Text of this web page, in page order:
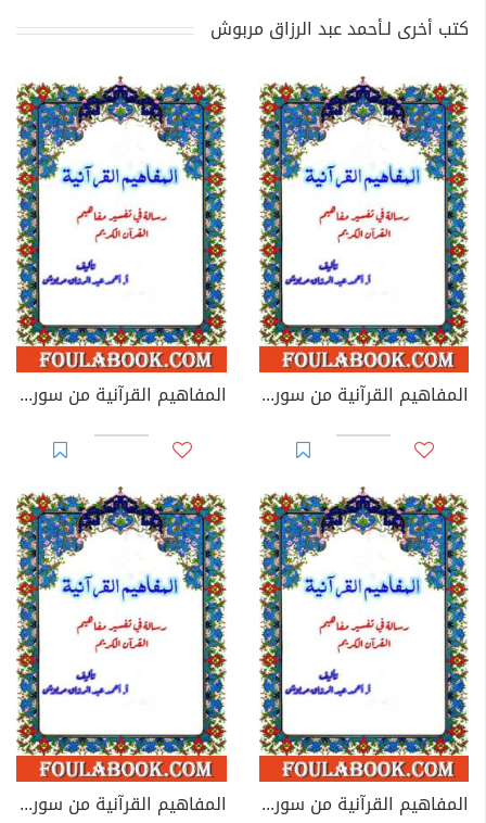
كتب أخرى لـأحمد عبد الرزاق مربوش
المفاهيم القرآنية من سورة الأعلى المفاهيم القرآنية من سورة البلد
المفاهيم القرآنية من سورة الليل المفاهيم القرآنية من سورة العلق